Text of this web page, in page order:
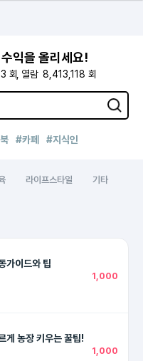
익을 올리세요!
회 열람 8,413,118 회
#카페 #지식인
라이프스타일 기타
가이드와 팁
1,000
게 농장 키우는 꿀팁!
1,000